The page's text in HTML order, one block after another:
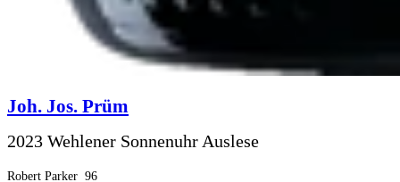
Joh. Jos. Prüm
2023 Wehlener Sonnenuhr Auslese
Robert Parker 96